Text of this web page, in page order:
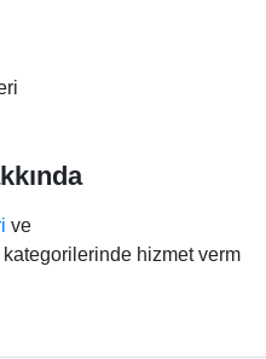
ve
kategorilerinde hizmet verm